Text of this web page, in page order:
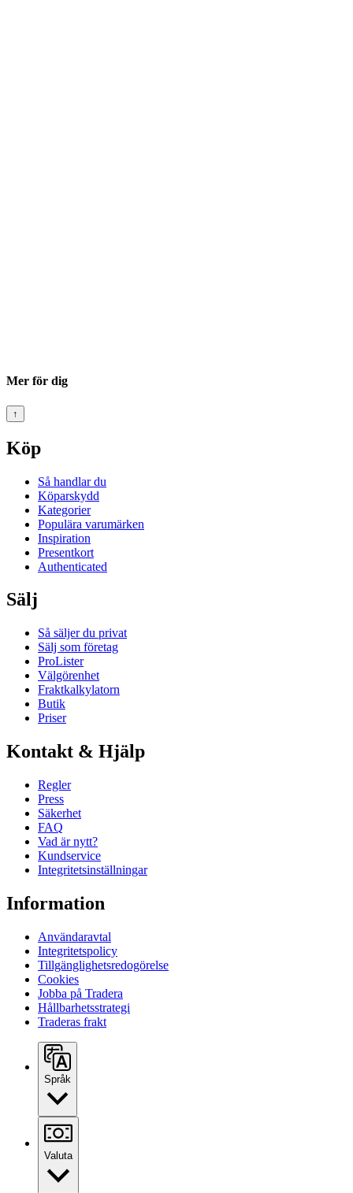
Mer för dig
↑
Köp
Så handlar du
Köparskydd
Kategorier
Populära varumärken
Inspiration
Presentkort
Authenticated
Sälj
Så säljer du privat
Sälj som företag
ProLister
Välgörenhet
Fraktkalkylatorn
Butik
Priser
Kontakt & Hjälp
Regler
Press
Säkerhet
FAQ
Vad är nytt?
Kundservice
Integritetsinställningar
Information
Användaravtal
Integritetspolicy
Tillgänglighetsredogörelse
Cookies
Jobba på Tradera
Hållbarhetsstrategi
Traderas frakt
Språk
Valuta